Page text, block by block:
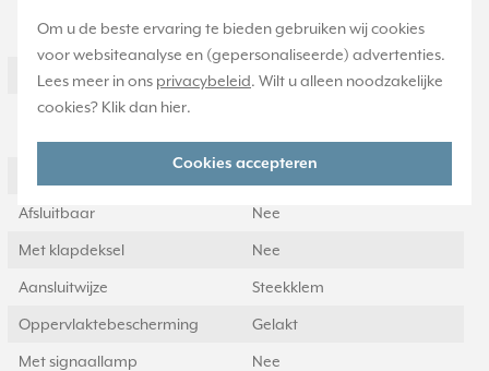
Om u de beste ervaring te bieden gebruiken wij cookies
voor websiteanalyse en (gepersonaliseerde) advertenties.
Lees meer in ons privacybeleid. Wilt u alleen noodzakelijke
cookies? Klik dan hier.
Cookies accepteren
(type F)
Halogeenvrij Ja
Uitvoeringsvorm
afdekking
Afsluitbaar Nee
Met klapdeksel Nee
Aansluitwijze Steekklem
Oppervlaktebescherming Gelakt
Met signaallamp Nee